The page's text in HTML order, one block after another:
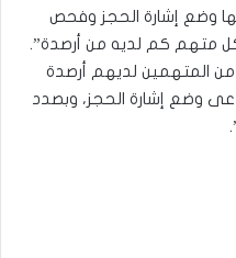
وضع إشارة الحجز وفحص
متهم كم لديه من أرصدة”.
من المتهمين لديهم أرصدة
وضع إشارة الحجز، وبصدد